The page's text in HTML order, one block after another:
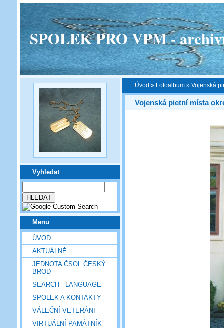
SPOLEK PRO VPM -
Vyhledat
Menu
ÚVOD
AKTUÁLNĚ
JEDNOTA ČSOL ČESKÝ
BROD
SEARCH - LANGUAGE
SPOLEK A KONTAKTY
VÁLEČNÍ VETERÁNI
VIRTUÁLNÍ PAMÁTNÍK
Úvod » Fotoalbum » Vojenská
Vojenská pietní místa